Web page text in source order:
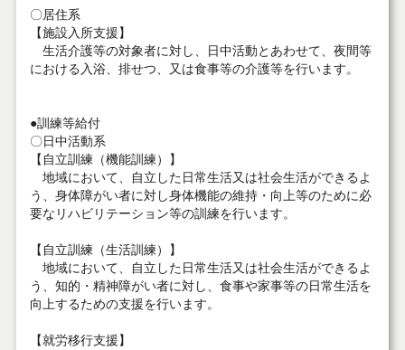
〇居住系
【施設入所支援】
生活介護等の対象者に対し、日中活動とあわせて、夜間等
における入浴、排せつ、又は食事等の介護等を行います。
●訓練等給付
〇日中活動系
【自立訓練（機能訓練）】
地域において、自立した日常生活又は社会生活ができるよ
う、身体障がい者に対し身体機能の維持・向上等のために必
要なリハビリテーション等の訓練を行います。
【自立訓練（生活訓練）】
地域において、自立した日常生活又は社会生活ができるよ
う、知的・精神障がい者に対し、食事や家事等の日常生活を
向上するための支援を行います。
【就労移行支援】